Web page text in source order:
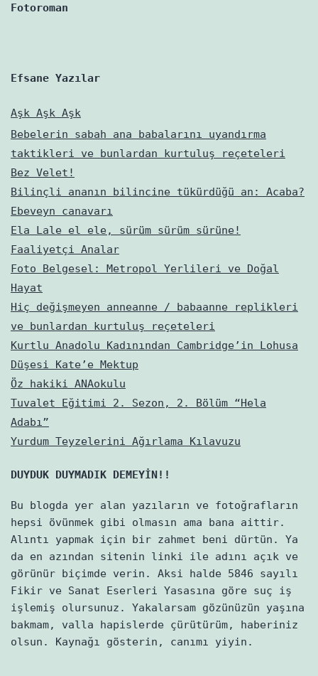
Fotoroman
Efsane Yazılar
Aşk Aşk Aşk
Bebelerin sabah ana babalarını uyandırma
taktikleri ve bunlardan kurtuluş reçeteleri
Bez Velet!
Bilinçli ananın bilincine tükürdüğü an: Acaba?
Ebeveyn canavarı
Ela Lale el ele, sürüm sürüm sürüne!
Faaliyetçi Analar
Foto Belgesel: Metropol Yerlileri ve Doğal
Hayat
Hiç değişmeyen anneanne / babaanne replikleri
ve bunlardan kurtuluş reçeteleri
Kurtlu Anadolu Kadınından Cambridge’in Lohusa
Düşesi Kate’e Mektup
Öz hakiki ANAokulu
Tuvalet Eğitimi 2. Sezon, 2. Bölüm “Hela
Adabı”
Yurdum Teyzelerini Ağırlama Kılavuzu
DUYDUK DUYMADIK DEMEYİN!!
Bu blogda yer alan yazıların ve fotoğrafların
hepsi övünmek gibi olmasın ama bana aittir.
Alıntı yapmak için bir zahmet beni dürtün. Ya
da en azından sitenin linki ile adını açık ve
görünür biçimde verin. Aksi halde 5846 sayılı
Fikir ve Sanat Eserleri Yasasına göre suç iş
işlemiş olursunuz. Yakalarsam gözünüzün yaşına
bakmam, valla hapislerde çürütürüm, haberiniz
olsun. Kaynağı gösterin, canımı yiyin.